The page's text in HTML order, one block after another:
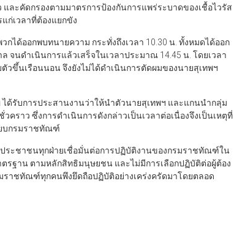
ละคัดกรองตามมาตรการป้องกันการแพร่ระบาดของเชื้อไวรัส
ก่เวลาที่ต้องแยกขัง
ได้ออกพบทนายความ กระทั่งถึงเวลา 10.30 น. ทั้งหมดได้ออก
จนดำเนินการแล้วเสร็จในเวลาประมาณ 14.45 น. โดยเวลา
วขึ้นเรือนนอน จึงยังไม่ได้ดำเนินการตัดผมของนายสุเทพฯ
ได้รับการประสานงานว่าให้นำตัวนายสุเทพฯ และแกนนำกลุ่ม
คราว ซึ่งการดำเนินการดังกล่าวเป็นเวลาต่อเนื่องจึงเป็นเหตุที่
ยบกรมราชทัณฑ์
ะชาชนทุกฝ่ายเชื่อมั่นต่อการปฏิบัติงานของกรมราชทัณฑ์ใน
รฐาน ตามหลักสิทธิมนุษยชน และไม่มีการเลือกปฏิบัติต่อผู้ต้อง
ราชทัณฑ์ทุกคนพึงยึดถือปฏิบัติอย่างเคร่งครัดมาโดยตลอด